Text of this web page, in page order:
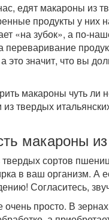
едят макароны из
продукты у них
«на зубок», а по-
это значит, что вы
макароны чуть ли
твердых
макароны
сортов
в ваш организм. А
Согласитесь,
очень просто. В